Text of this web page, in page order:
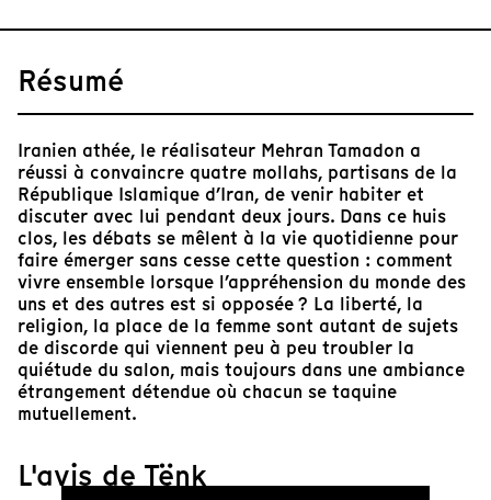
Résumé
Iranien athée, le réalisateur Mehran Tamadon a
réussi à convaincre quatre mollahs, partisans de la
République Islamique d’Iran, de venir habiter et
discuter avec lui pendant deux jours. Dans ce huis
clos, les débats se mêlent à la vie quotidienne pour
faire émerger sans cesse cette question : comment
vivre ensemble lorsque l’appréhension du monde des
uns et des autres est si opposée ? La liberté, la
religion, la place de la femme sont autant de sujets
de discorde qui viennent peu à peu troubler la
quiétude du salon, mais toujours dans une ambiance
étrangement détendue où chacun se taquine
mutuellement.
L'avis de Tënk